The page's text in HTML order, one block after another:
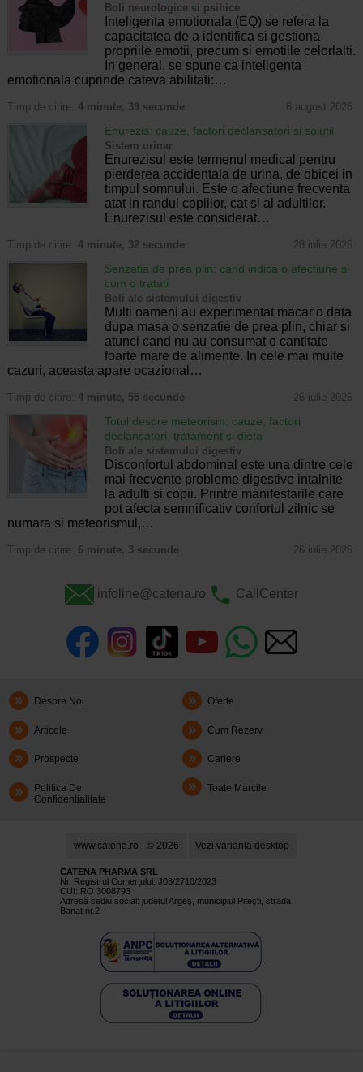
Boli neurologice si psihice
Inteligenta emotionala (EQ) se refera la
capacitatea de a identifica si gestiona
propriile emotii, precum si emotiile celorlalti.
In general, se spune ca inteligenta
emotionala cuprinde cateva abilitati:…
Timp de citire: 4 minute, 39 secunde 6 august 2026
Enurezis: cauze, factori declansatori si solutii
Sistem urinar
Enurezisul este termenul medical pentru
pierderea accidentala de urina, de obicei in
timpul somnului. Este o afectiune frecventa
atat in randul copiilor, cat si al adultilor.
Enurezisul este considerat…
Timp de citire: 4 minute, 32 secunde 28 iulie 2026
Senzatia de prea plin: cand indica o afectiune si
cum o tratati
Boli ale sistemului digestiv
Multi oameni au experimentat macar o data
dupa masa o senzatie de prea plin, chiar si
atunci cand nu au consumat o cantitate
foarte mare de alimente. In cele mai multe
cazuri, aceasta apare ocazional…
Timp de citire: 4 minute, 55 secunde 26 iulie 2026
Totul despre meteorism: cauze, factori
declansatori, tratament si dieta
Boli ale sistemului digestiv
Disconfortul abdominal este una dintre cele
mai frecvente probleme digestive intalnite
la adulti si copii. Printre manifestarile care
pot afecta semnificativ confortul zilnic se
numara si meteorismul,…
Timp de citire: 6 minute, 3 secunde 26 iulie 2026
infoline@catena.ro CallCenter
Despre Noi Oferte
Articole Cum Rezerv
Prospecte Cariere
Politica De
Confidentialitate
Toate Marcile
www.catena.ro - © 2026 Vezi varianta desktop
CATENA PHARMA SRL
Nr. Registrul Comerţului: J03/2710/2023
CUI: RO 3008793
Adresă sediu social: judetul Argeş, municipiul Piteşti, strada
Banat nr.2